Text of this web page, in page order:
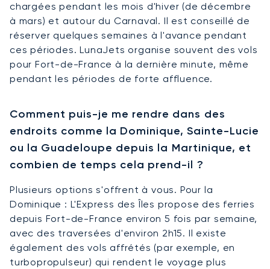
chargées pendant les mois d'hiver (de décembre
à mars) et autour du Carnaval. Il est conseillé de
réserver quelques semaines à l'avance pendant
ces périodes. LunaJets organise souvent des vols
pour Fort-de-France à la dernière minute, même
pendant les périodes de forte affluence.
Comment puis-je me rendre dans des
endroits comme la Dominique, Sainte-Lucie
ou la Guadeloupe depuis la Martinique, et
combien de temps cela prend-il ?
Plusieurs options s'offrent à vous. Pour la
Dominique : L'Express des Îles propose des ferries
depuis Fort-de-France environ 5 fois par semaine,
avec des traversées d'environ 2h15. Il existe
également des vols affrétés (par exemple, en
turbopropulseur) qui rendent le voyage plus